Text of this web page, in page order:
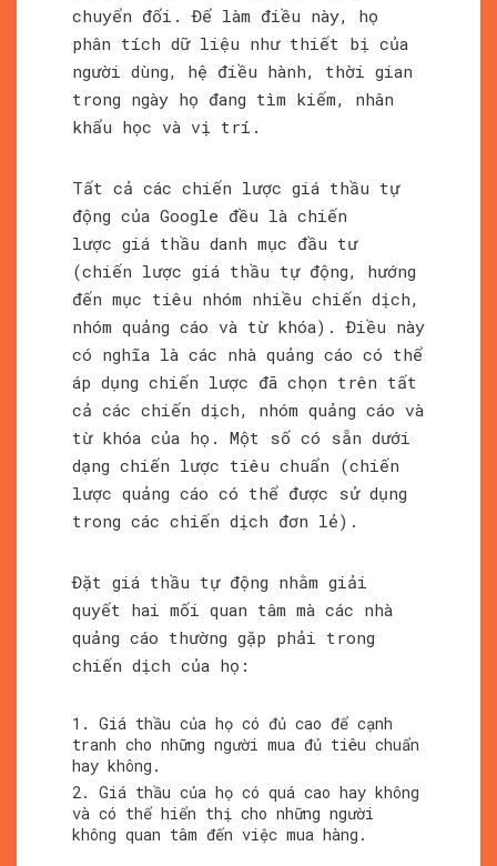
chuyển đổi. Để làm điều này, họ
phân tích dữ liệu như thiết bị của
người dùng, hệ điều hành, thời gian
trong ngày họ đang tìm kiếm, nhân
khẩu học và vị trí.
Tất cả các chiến lược giá thầu tự
động của Google đều là chiến
lược giá thầu danh mục đầu tư
(chiến lược giá thầu tự động, hướng
đến mục tiêu nhóm nhiều chiến dịch,
nhóm quảng cáo và từ khóa). Điều này
có nghĩa là các nhà quảng cáo có thể
áp dụng chiến lược đã chọn trên tất
cả các chiến dịch, nhóm quảng cáo và
từ khóa của họ. Một số có sẵn dưới
dạng chiến lược tiêu chuẩn (chiến
lược quảng cáo có thể được sử dụng
trong các chiến dịch đơn lẻ).
Đặt giá thầu tự động nhằm giải
quyết hai mối quan tâm mà các nhà
quảng cáo thường gặp phải trong
chiến dịch của họ:
Giá thầu của họ có đủ cao để cạnh
tranh cho những người mua đủ tiêu chuẩn
hay không.
Giá thầu của họ có quá cao hay không
và có thể hiển thị cho những người
không quan tâm đến việc mua hàng.